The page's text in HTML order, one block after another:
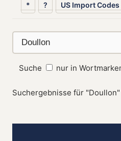
* ? US Import Codes
Suche nur in
Suchergebnisse für